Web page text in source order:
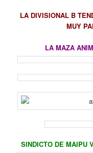
LA DIVISIONAL B
MUY
LA MAZA
SINDICTO DE MAIPU